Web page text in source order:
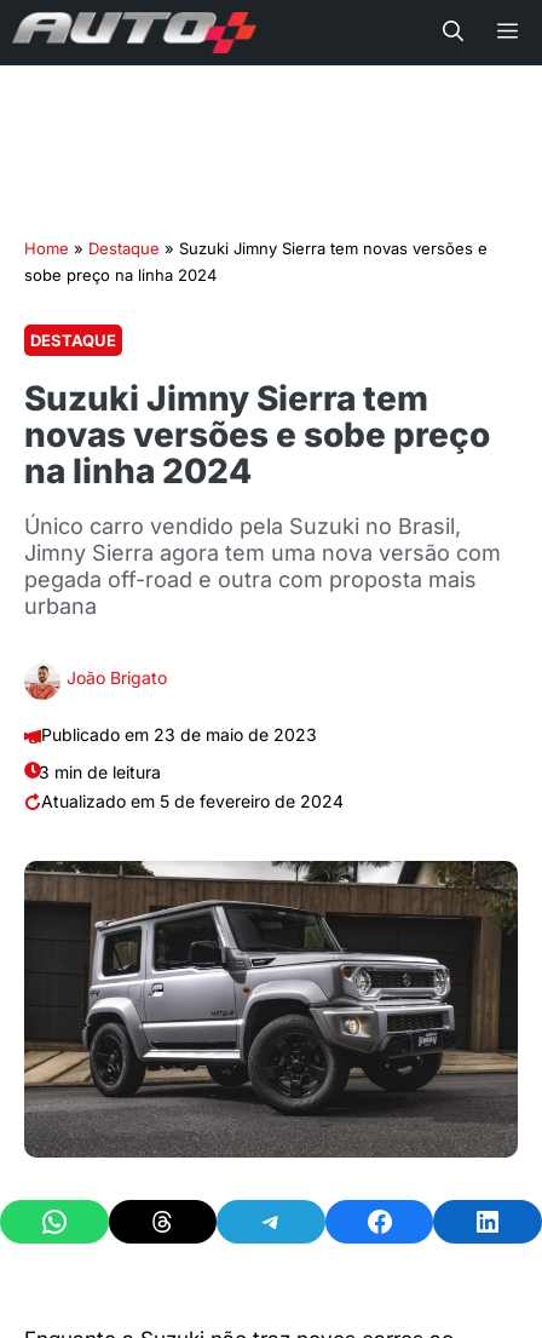
Home » Destaque » Suzuki Jimny Sierra tem novas versões e
sobe preço na linha 2024
DESTAQUE
Suzuki Jimny Sierra tem
novas versões e sobe preço
na linha 2024
Único carro vendido pela Suzuki no Brasil,
Jimny Sierra agora tem uma nova versão com
pegada off-road e outra com proposta mais
urbana
João Brigato
23 de maio de 2023
3 min de leitura
5 de fevereiro de 2024
Share on WhatsAppShare on ThreadsShare on TelegramShare on Facebook